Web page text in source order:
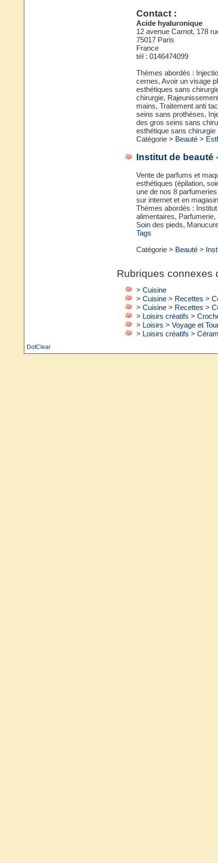
Contact :
Acide hyaluronique
12 avenue Carnot, 178
75017 Paris
France
tél : 0146474099
Thèmes abordés :
cernes, Avoir un visage
esthétiques sans
chirurgie,
mains, Traitement anti
seins sans prothèses,
des gros seins sans
esthétique sans chirurgie
Catégorie > Beauté >
Institut de beauté
Vente de parfums et
esthétiques (épilation,
une de nos 8
sur internet et en
Thèmes abordés :
alimentaires,
Soin des pieds,
Tags
Catégorie > Beauté >
Rubriques connexes
> Cuisine
> Cuisine > Recettes >
> Cuisine > Recettes >
> Loisirs créatifs >
> Loisirs > Voyage et
> Loisirs créatifs >
DotClear